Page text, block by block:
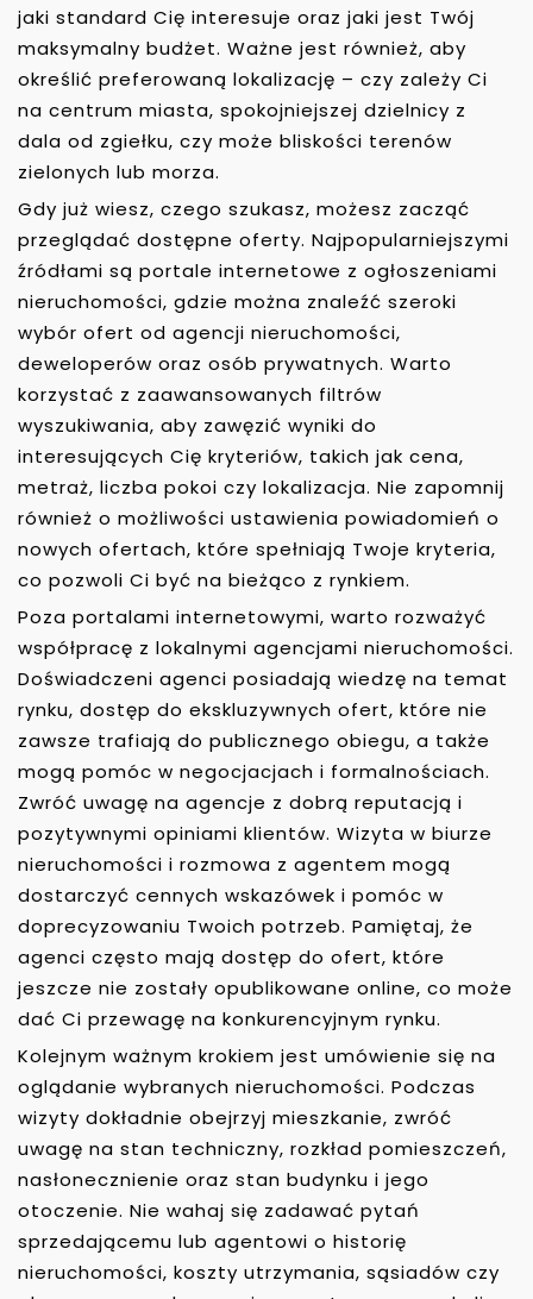
jaki standard Cię interesuje oraz jaki jest Twój
maksymalny budżet. Ważne jest również, aby
określić preferowaną lokalizację – czy zależy Ci
na centrum miasta, spokojniejszej dzielnicy z
dala od zgiełku, czy może bliskości terenów
zielonych lub morza.
Gdy już wiesz, czego szukasz, możesz zacząć
przeglądać dostępne oferty. Najpopularniejszymi
źródłami są portale internetowe z ogłoszeniami
nieruchomości, gdzie można znaleźć szeroki
wybór ofert od agencji nieruchomości,
deweloperów oraz osób prywatnych. Warto
korzystać z zaawansowanych filtrów
wyszukiwania, aby zawęzić wyniki do
interesujących Cię kryteriów, takich jak cena,
metraż, liczba pokoi czy lokalizacja. Nie zapomnij
również o możliwości ustawienia powiadomień o
nowych ofertach, które spełniają Twoje kryteria,
co pozwoli Ci być na bieżąco z rynkiem.
Poza portalami internetowymi, warto rozważyć
współpracę z lokalnymi agencjami nieruchomości.
Doświadczeni agenci posiadają wiedzę na temat
rynku, dostęp do ekskluzywnych ofert, które nie
zawsze trafiają do publicznego obiegu, a także
mogą pomóc w negocjacjach i formalnościach.
Zwróć uwagę na agencje z dobrą reputacją i
pozytywnymi opiniami klientów. Wizyta w biurze
nieruchomości i rozmowa z agentem mogą
dostarczyć cennych wskazówek i pomóc w
doprecyzowaniu Twoich potrzeb. Pamiętaj, że
agenci często mają dostęp do ofert, które
jeszcze nie zostały opublikowane online, co może
dać Ci przewagę na konkurencyjnym rynku.
Kolejnym ważnym krokiem jest umówienie się na
oglądanie wybranych nieruchomości. Podczas
wizyty dokładnie obejrzyj mieszkanie, zwróć
uwagę na stan techniczny, rozkład pomieszczeń,
nasłonecznienie oraz stan budynku i jego
otoczenie. Nie wahaj się zadawać pytań
sprzedającemu lub agentowi o historię
nieruchomości, koszty utrzymania, sąsiadów czy